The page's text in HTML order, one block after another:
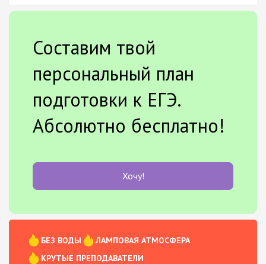
Составим твой
персональный план
подготовки к ЕГЭ.
Абсолютно бесплатно!
Хочу!
БЕЗ ВОДЫ
ЛАМПОВАЯ АТМОСФЕРА
КРУТЫЕ ПРЕПОДАВАТЕЛИ